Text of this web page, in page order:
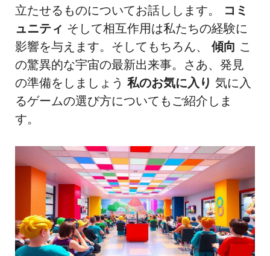
立たせるものについてお話しします。
コミ
ュニティ そして相互作用は私たちの経験に
影響を与えます。そしてもちろん、 傾向 こ
の驚異的な宇宙の最新出来事。さあ、発見
の準備をしましょう 私のお気に入り 気に入
るゲームの選び方についてもご紹介しま
す。